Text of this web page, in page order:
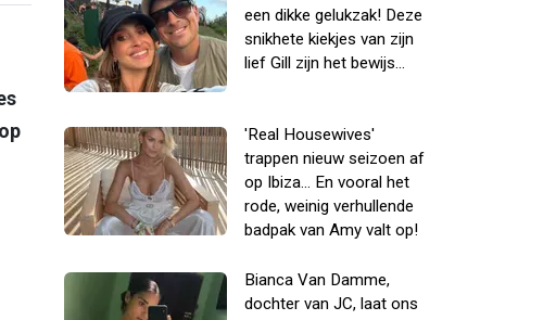
een dikke gelukzak! Deze
snikhete kiekjes van zijn
lief Gill zijn het bewijs...
'Real Housewives'
trappen nieuw seizoen af
op Ibiza... En vooral het
rode, weinig verhullende
badpak van Amy valt op!
Bianca Van Damme,
dochter van JC, laat ons